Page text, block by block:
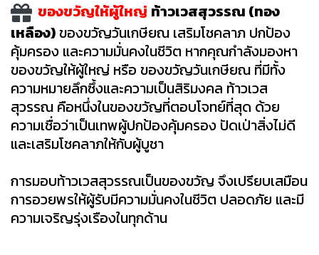
ของขวัญให้ผู้ใหญ่ ท้าวเวสสุวรรณ (ทอง
เหลือง)ของขวัญวันเกษียณ เสริมโชคลาภ ปกป้อง
คุ้มครอง และความมั่นคงในชีวิต หากคุณกำลังมองหา
ของขวัญให้ผู้ใหญ่ หรือ ของขวัญวันเกษียณ ที่มีทั้ง
ความหมายลึกซึ้งและความเป็นสิริมงคล ท้าวเวส
สุวรรณ คือหนึ่งในของขวัญที่ตอบโจทย์ที่สุด ด้วย
ความเชื่อว่าเป็นเทพผู้ปกป้องคุ้มครอง ปัดเป่าสิ่งไม่ดี
และเสริมโชคลาภให้กับผู้บูชา
การมอบท้าวเวสสุวรรณเป็นของขวัญ จึงเปรียบเสมือน
การอวยพรให้ผู้รับมีความมั่นคงในชีวิต ปลอดภัย และมี
ความเจริญรุ่งเรืองในทุกด้าน